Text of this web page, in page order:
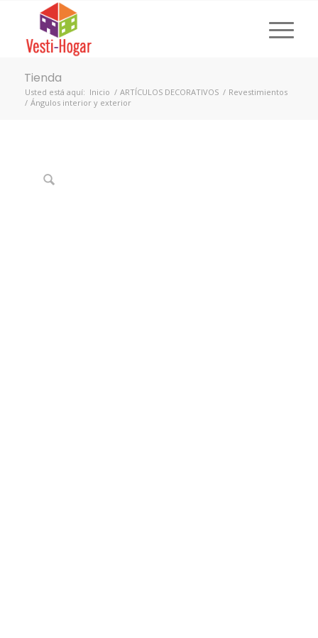
Tienda
Usted está aquí: Inicio / ARTÍCULOS DECORATIVOS / Revestimientos
/ Ángulos interior y exterior